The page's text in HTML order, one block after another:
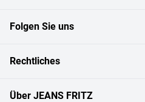
Folgen Sie uns
Rechtliches
Über JEANS FRITZ